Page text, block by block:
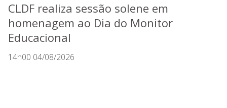
CLDF realiza sessão solene em
homenagem ao Dia do Monitor
Educacional
14h00 04/08/2026